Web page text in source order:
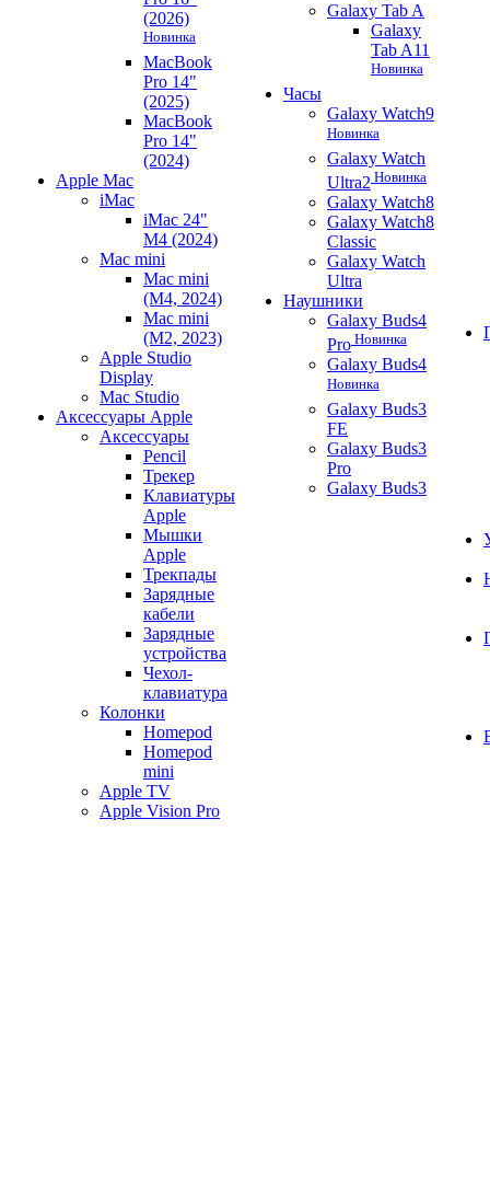
(2026)
Новинка
MacBook
Pro 14"
(2025)
MacBook
Pro 14"
(2024)
Apple Mac
iMac
iMac 24"
M4 (2024)
Mac mini
Mac mini
(M4, 2024)
Mac mini
(M2, 2023)
Apple Studio
Display
Mac Studio
Аксессуары Apple
Аксессуары
Pencil
Трекер
Клавиатуры
Apple
Мышки
Apple
Трекпады
Зарядные
кабели
Зарядные
устройства
Чехол-
клавиатура
Колонки
Homepod
Homepod
mini
Apple TV
Apple Vision Pro
Galaxy Tab A
Galaxy
Tab A11
Новинка
Часы
Galaxy Watch9
Новинка
Galaxy Watch
Ultra2 Новинка
Galaxy Watch8
Galaxy Watch8
Classic
Galaxy Watch
Ultra
Наушники
Galaxy Buds4
Pro Новинка
Galaxy Buds4
Новинка
Galaxy Buds3
FE
Galaxy Buds3
Pro
Galaxy Buds3